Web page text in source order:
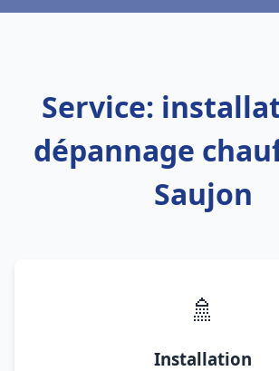
Service:
dépannage
Saujon
🚿
Installation